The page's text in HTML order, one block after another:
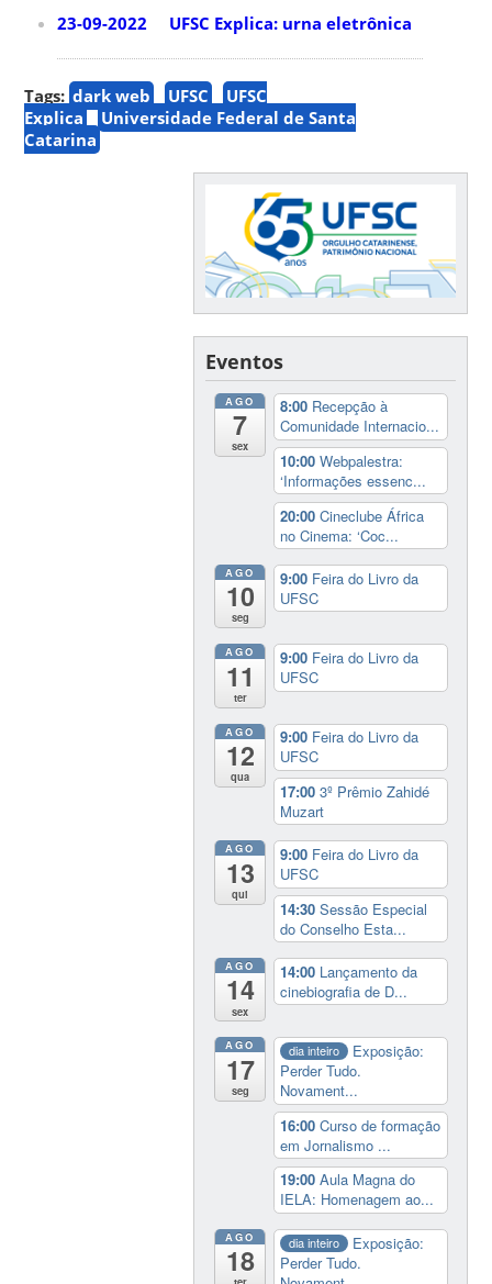
23-09-2022 UFSC Explica: urna eletrônica
Tags: dark web UFSC
UFSC
Explica
Universidade Federal de Santa
Catarina
Eventos
AGO
7
sex
8:00 Recepção à
Comunidade Internacio...
10:00Webpalestra:
‘Informações essenc...
20:00Cineclube África
no Cinema: ‘Coc...
AGO
10
seg
9:00 Feira do Livro da
UFSC
AGO
11
ter
9:00 Feira do Livro da
UFSC
AGO
12
qua
9:00 Feira do Livro da
UFSC
17:003º Prêmio Zahidé
Muzart
AGO
13
qui
9:00 Feira do Livro da
UFSC
14:30Sessão Especial
do Conselho Esta...
AGO
14
sex
14:00 Lançamento da
cinebiografia de D...
AGO
17
seg
dia inteiro
Exposição:
Perder Tudo.
Novament...
16:00Curso de formação
em Jornalismo ...
19:00Aula Magna do
IELA: Homenagem ao...
AGO
18
dia inteiro
Exposição:
Perder Tudo.